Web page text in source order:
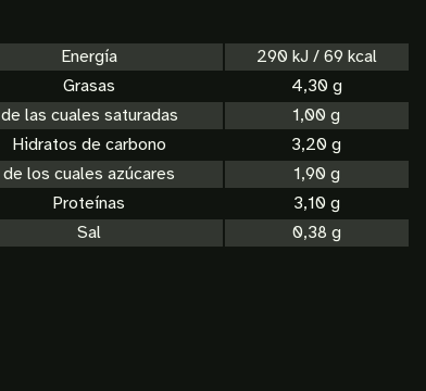
Energía
290 kJ / 69 kcal
Grasas
4,30 g
de las cuales saturadas
1,00 g
Hidratos de carbono
3,20 g
de los cuales azúcares
1,90 g
Proteínas
3,10 g
Sal
0,38 g